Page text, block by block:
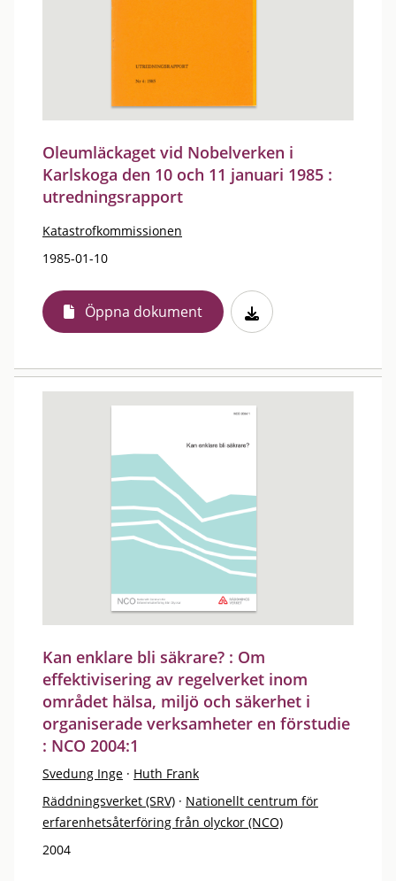
Oleumläckaget vid Nobelverken i
Karlskoga den 10 och 11 januari 1985 :
utredningsrapport
Katastrofkommissionen
1985-01-10
Öppna dokument
Kan enklare bli säkrare? : Om
effektivisering av regelverket inom
området hälsa, miljö och säkerhet i
organiserade verksamheter en förstudie
: NCO 2004:1
Svedung Inge · Huth Frank
Räddningsverket (SRV) · Nationellt centrum för
erfarenhetsåterföring från olyckor (NCO)
2004